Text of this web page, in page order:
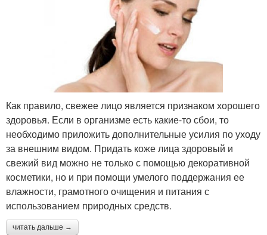
Как правило, свежее лицо является признаком хорошего
здоровья. Если в организме есть какие-то сбои, то
необходимо приложить дополнительные усилия по уходу
за внешним видом. Придать коже лица здоровый и
свежий вид можно не только с помощью декоративной
косметики, но и при помощи умелого поддержания ее
влажности, грамотного очищения и питания с
использованием природных средств.
читать дальше →